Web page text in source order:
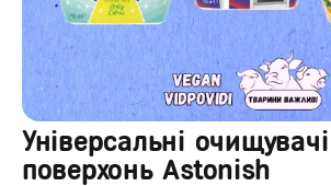
Універсальні
поверхонь Astonish